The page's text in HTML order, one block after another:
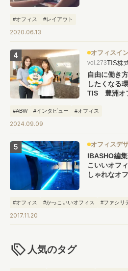
#オフィス #レイアウト
2020.06.13
オフィスイ
vol.273TIS株
自由に働き
したくなる
TIS 豊洲オ
#ABW #インタビュー #オフィス
2024.09.09
オフィスデ
IBASHO編
こいいオフ
しゃれなオ
#オフィス #かっこいいオフィス #ファシリ
2017.11.20
人気のタグ